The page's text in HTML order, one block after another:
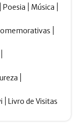
Poesia Música
Livro de Visitas